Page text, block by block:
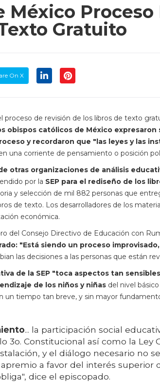
México Proceso
Gratuito
On X
proceso de revisión de los libros de texto
obispos católicos de México expresaron
y recordaron que "las leyes y las
una corriente de pensamiento o posición
otras organizaciones de análisis
por la SEP para el rediseño de los
y selección de mil 882 personas que
de texto. Los desarrolladores de los
económica.
del Consejo Directivo de Educación con
"Está siendo un proceso
las decisiones a las personas que están
de la SEP "toca aspectos tan
de los niños y niñas del nivel
un tiempo tan breve, y sin mayor
... la participación social
Constitucional así como la Ley
y el diálogo necesario no
a favor del interés superior
dice el episcopado.